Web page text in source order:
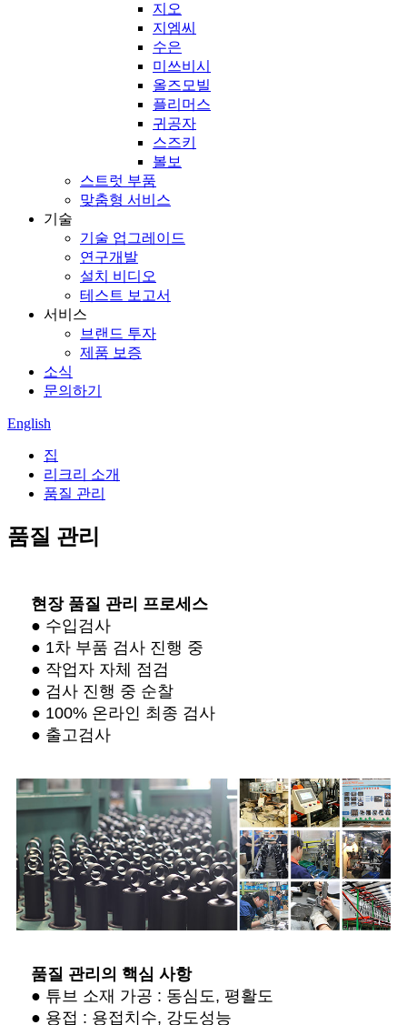
지오
지엠씨
수은
미쓰비시
올즈모빌
플리머스
귀공자
스즈키
볼보
스트럿 부품
맞춤형 서비스
기술
기술 업그레이드
연구개발
설치 비디오
테스트 보고서
서비스
브랜드 투자
제품 보증
소식
문의하기
English
집
리크리 소개
품질 관리
품질 관리
현장 품질 관리 프로세스
● 수입검사
● 1차 부품 검사 진행 중
● 작업자 자체 점검
● 검사 진행 중 순찰
● 100% 온라인 최종 검사
● 출고검사
품질 관리의 핵심 사항
● 튜브 소재 가공 : 동심도, 평활도
● 용접 : 용접치수, 강도성능